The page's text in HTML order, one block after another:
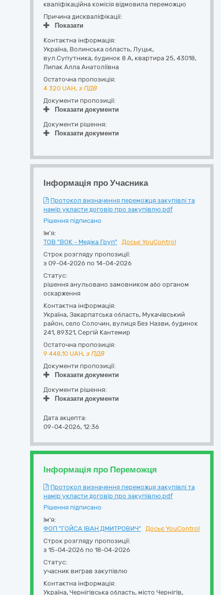
кваліфікаційна комісія відмовила переможцю
Причина дискваліфікації:
Показати
Контактна інформація:
Україна, Волинська область, Луцьк,
вул.Супутника, будинок 8 А, квартира 25, 43018,
Липак Алла Анатоліївна
Остаточна пропозиція:
4 320 UAH, з ПДВ
Документи пропозиції:
Показати документи
Документи рішення:
Показати документи
Інформація про Учасника
Протокол визначення переможця закупівлі та
намір укласти договір про закупівлю.pdf
Рішення підписано
Ім'я:
ТОВ "ВОК - Медіка Груп"
Досьє YouControl
Строк розгляду пропозиції:
з 09-04-2026 по 14-04-2026
Статус:
рішення анульовано замовником або органом
оскарження
Контактна інформація:
Україна, Закарпатська область, Мукачівський
район, село Солочин, вулиця Без Назви, будинок
241, 89321, Сергій Кантемир
Остаточна пропозиція:
9 448,10 UAH, з ПДВ
Документи пропозиції:
Показати документи
Документи рішення:
Показати документи
Дата акцепта:
09-04-2026, 12:36
Інформація про Переможця
Протокол визначення переможця закупівлі та
намір укласти договір про закупівлю.pdf
Рішення підписано
Ім'я:
ФОП "ГОЙСА ІВАН ДМИТРОВИЧ"
Досьє YouControl
Строк розгляду пропозиції:
з 15-04-2026 по 18-04-2026
Статус:
учасник виграв закупівлю
Контактна інформація:
Україна, Чернігівська область, місто Чернігів,